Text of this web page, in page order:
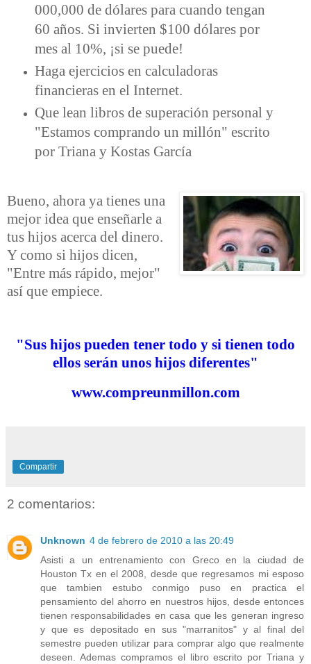
000,000 de dólares para cuando tengan
60 años. Si invierten $100 dólares por
mes al 10%, ¡si se puede!
Haga ejercicios en calculadoras
financieras en el Internet.
Que lean libros de superación personal y
"Estamos comprando un millón" escrito
por Triana y Kostas García
Bueno, ahora ya tienes una
mejor idea que enseñarle a
tus hijos acerca del dinero.
Y como si hijos dicen,
"Entre más rápido, mejor"
así que empiece.
"Sus hijos pueden tener todo y si tienen todo
ellos serán unos hijos diferentes"
www.compreunmillon.com
Compartir
2 comentarios:
Unknown 4 de febrero de 2010 a las 20:49
Asisti a un entrenamiento con Greco en la ciudad de
Houston Tx en el 2008, desde que regresamos mi esposo
que tambien estubo conmigo puso en practica el
pensamiento del ahorro en nuestros hijos, desde entonces
tienen responsabilidades en casa que les generan ingreso
y que es depositado en sus "marranitos" y al final del
semestre pueden utilizar para comprar algo que realmente
deseen. Ademas compramos el libro escrito por Triana y